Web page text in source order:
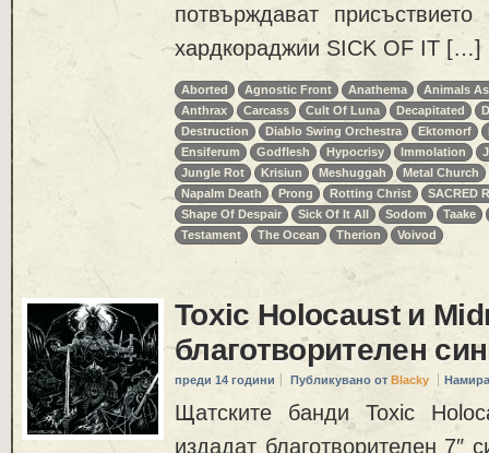
потвърждават
хардкораджии SICK OF IT […]
Aborted Agnostic Front Anathema
Animals
Anthrax
Carcass Cult Of Luna Decapitated
Destruction
Diablo Swing Orchestra Ektomorf
Ensiferum
Godflesh Hypocrisy Immolation
Jungle Rot
Krisiun Meshuggah
Metal Church
Napalm Death
Prong Rotting Christ
SACRED
Shape Of Despair
Sick Of It All Sodom
Taake
Testament
The Ocean Therion Voivod
Toxic Holocaust и
благотворителен
преди 14 години Публикувано от Blacky
Щатските банди Toxic
издадат благотворителен 7″